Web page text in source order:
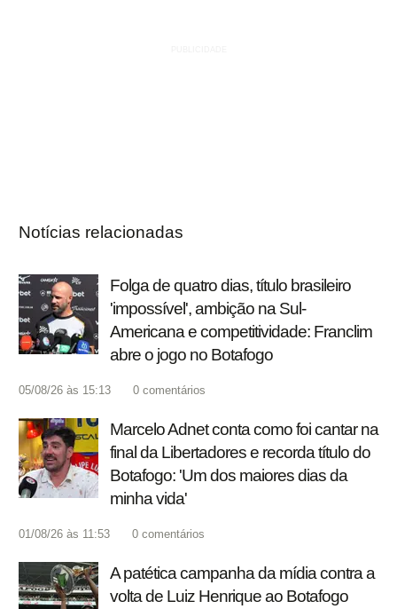
Notícias relacionadas
Folga de quatro dias, título brasileiro
'impossível', ambição na Sul-
Americana e competitividade: Franclim
abre o jogo no Botafogo
05/08/26 às 15:13 0 comentários
Marcelo Adnet conta como foi cantar na
final da Libertadores e recorda título do
Botafogo: 'Um dos maiores dias da
minha vida'
01/08/26 às 11:53 0 comentários
A patética campanha da mídia contra a
volta de Luiz Henrique ao Botafogo